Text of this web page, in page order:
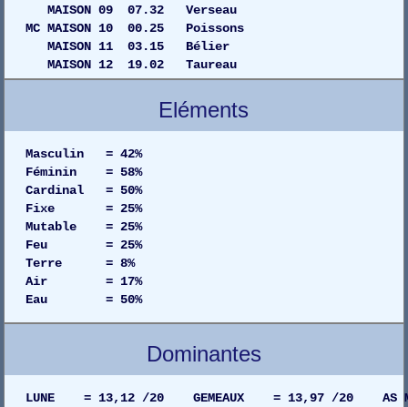
MAISON 09 07.32 Verseau
MC MAISON 10 00.25 Poissons
MAISON 11 03.15 Bélier
MAISON 12 19.02 Taureau
Eléments
Masculin = 42%
Féminin = 58%
Cardinal = 50%
Fixe = 25%
Mutable = 25%
Feu = 25%
Terre = 8%
Air = 17%
Eau = 50%
Dominantes
LUNE = 13,12 /20 GEMEAUX = 13,97 /20 AS